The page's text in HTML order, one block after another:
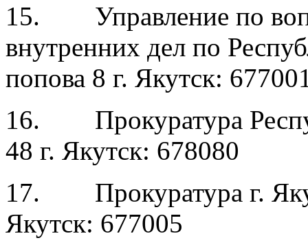
15. Управление по
внутренних дел по
попова 8 г. Якутск:
16. Прокуратура
48 г. Якутск: 678080
17. Прокуратура г.
Якутск: 677005